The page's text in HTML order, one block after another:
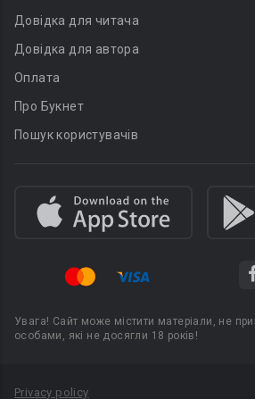
Довідка для читача
Довідка для автора
Оплата
Про Букнет
Пошук користувачів
Увага! Сайт може містити матеріали, не
особами, які не досягли 18 років!
Privacy policy